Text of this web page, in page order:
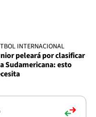
INTERNACIONAL
peleará por clasificar
Sudamericana: esto